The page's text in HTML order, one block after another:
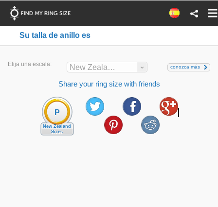
Su talla de anillo es
Elija una escala: New Zealand conozca más
Share your ring size with friends
P
New Zealand
Sizes